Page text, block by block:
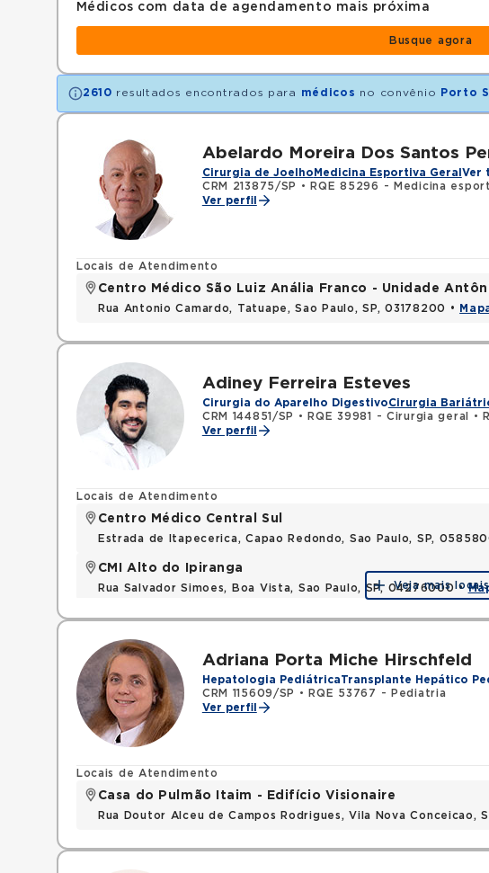
Médicos com data de agendamento mais próxima
Busque agora
2610 resultados encontrados para médicos no convênio Porto
Abelardo Moreira Dos Santos
Cirurgia de Joelho Medicina Esportiva Geral Ver
CRM 213875/SP
• RQE 85296 - Medicina
Ver perfil
Locais de Atendimento
Centro Médico São Luiz Anália Franco - Unidade
Rua Antonio Camardo, Tatuape, Sao Paulo, SP, 03178200 •
Adiney Ferreira Esteves
Cirurgia do Aparelho DigestivoCirurgia
CRM 144851/SP
• RQE 39981 - Cirurgia geral •
Ver perfil
Locais de Atendimento
Centro Médico Central Sul
Estrada de Itapecerica, Capao Redondo, Sao Paulo, SP,
CMI Alto do Ipiranga
Rua Salvador Simoes, Boa Vista, Sao Paulo, SP, 04276000 •
Veja mais locais
Adriana Porta Miche Hirschfeld
Hepatologia PediátricaTransplante Hepático
CRM 115609/SP
•
RQE 53767 - Pediatria
Ver perfil
Locais de Atendimento
Casa do Pulmão Itaim - Edifício Visionaire
Rua Doutor Alceu de Campos Rodrigues, Vila Nova Conceicao,